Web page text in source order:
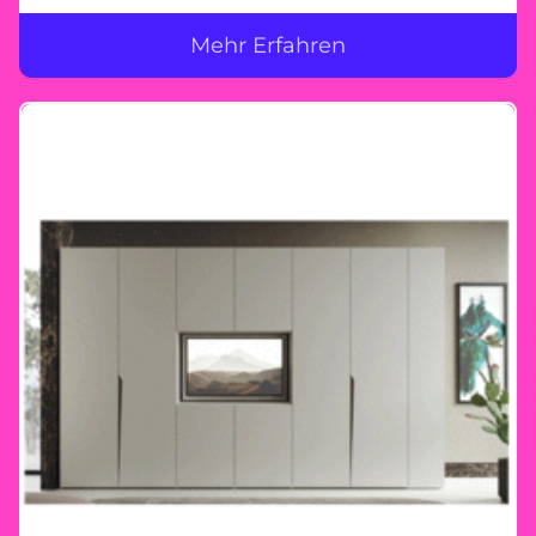
begehbare Schranklösungen oder innovative
maßgeschneiderten Lösungen und
hochwertiger Verarbeitung wird jeder Schrank
Optik, sondern auch durch seine
Langlebigkeit überzeugt. Ihr Morassutti-
Erlebnis bei Heider Wohnambiente Besuchen
Sie unser Einrichtungshaus in Königswinter
und lassen Sie sich inspirieren. Entdecken Sie
die Vielfalt der Morassutti-Produkte und
erleben Sie, wie Ihre Ideen mit unserer
Mehr Erfahren